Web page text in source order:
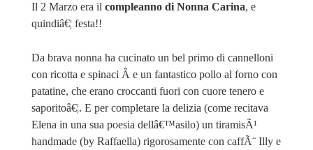
Il 2 Marzo era il compleanno di Nonna Carina, e
quindiâ€¦ festa!!
Da brava nonna ha cucinato un bel primo di cannelloni
con ricotta e spinaci Â e un fantastico pollo al forno con
patatine, che erano croccanti fuori con cuore tenero e
saporitoâ€¦. E per completare la delizia (come recitava
Elena in una sua poesia dellâ€™asilo) un tiramisÃ¹
handmade (by Raffaella) rigorosamente con caffÃ¨ Illy e